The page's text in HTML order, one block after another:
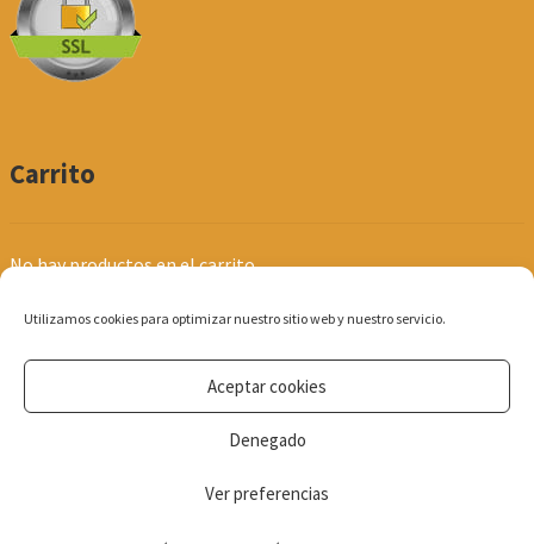
Utilizamos cookies para optimizar nuestro sitio web y nuestro servicio.
Aceptar cookies
Denegado
Ver preferencias
Carrito
No hay productos en el carrito.
© Produpel | Productos de Peluquería y Estética 2026